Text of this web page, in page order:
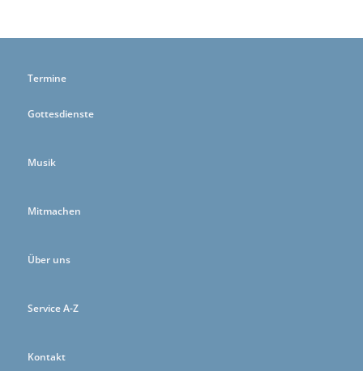
Termine
Gottesdienste
Musik
Mitmachen
Über uns
Service A-Z
Kontakt